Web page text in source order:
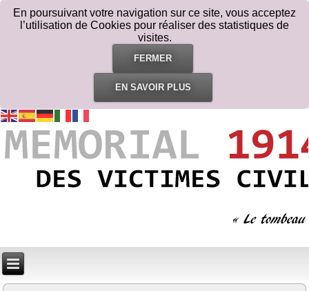
En poursuivant votre navigation sur ce site, vous acceptez
l’utilisation de Cookies pour réaliser des statistiques de
visites.
FERMER
EN SAVOIR PLUS